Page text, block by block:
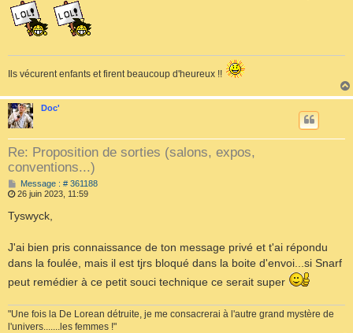
Ils vécurent enfants et firent beaucoup d'heureux !!
Doc'
Re: Proposition de sorties (salons, expos,
conventions...)
Message : # 361188M
e
26 juin 2023, 11:59
Tyswyck,
J'ai bien pris connaissance de ton message privé et t'ai répondu
dans la foulée, mais il est tjrs bloqué dans la boite d'envoi...si Snarf
peut remédier à ce petit souci technique ce serait super
"Une fois la De Lorean détruite, je me consacrerai à l'autre grand mystère de
l'univers.......les femmes !"